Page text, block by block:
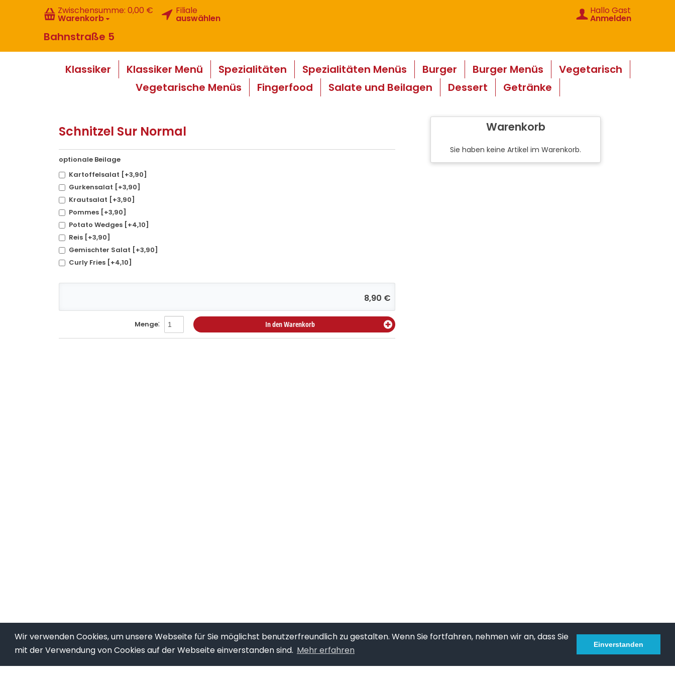
Wir verwenden Cookies, um unsere Webseite für Sie möglichst benutzerfreundlich zu gestalten. Wenn Sie fortfahren, nehmen wir an, dass Sie
mit der Verwendung von Cookies auf der Webseite einverstanden sind. Mehr erfahren Einverstanden
Zwischensumme: 0,00 €
Warenkorb
Filiale
auswählen
Hallo Gast
Anmelden
Bahnstraße 5
Klassiker Klassiker Menü Spezialitäten Spezialitäten Menüs Burger Burger Menüs
Vegetarisch
Vegetarische Menüs
Fingerfood Salate und Beilagen Dessert Getränke
Schnitzel Sur Normal
optionale Beilage
Kartoffelsalat [+3,90]
Gurkensalat [+3,90]
Krautsalat [+3,90]
Pommes [+3,90]
Potato Wedges [+4,10]
Reis [+3,90]
Gemischter Salat [+3,90]
Curly Fries [+4,10]
8,90 €
Menge: In den Warenkorb
Warenkorb
Sie haben keine Artikel im Warenkorb.